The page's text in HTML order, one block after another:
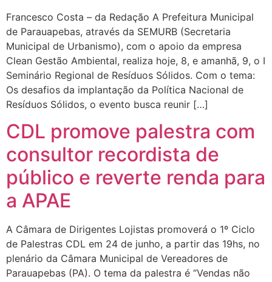
Francesco Costa – da Redação A Prefeitura Municipal
de Parauapebas, através da SEMURB (Secretaria
Municipal de Urbanismo), com o apoio da empresa
Clean Gestão Ambiental, realiza hoje, 8, e amanhã, 9, o I
Seminário Regional de Resíduos Sólidos. Com o tema:
Os desafios da implantação da Política Nacional de
Resíduos Sólidos, o evento busca reunir […]
CDL promove palestra com
consultor recordista de
público e reverte renda para
a APAE
A Câmara de Dirigentes Lojistas promoverá o 1º Ciclo
de Palestras CDL em 24 de junho, a partir das 19hs, no
plenário da Câmara Municipal de Vereadores de
Parauapebas (PA). O tema da palestra é “Vendas não